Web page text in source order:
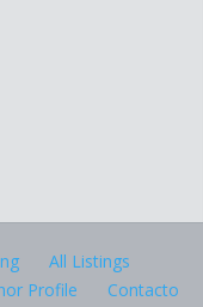
All Listings
Profile Contacto